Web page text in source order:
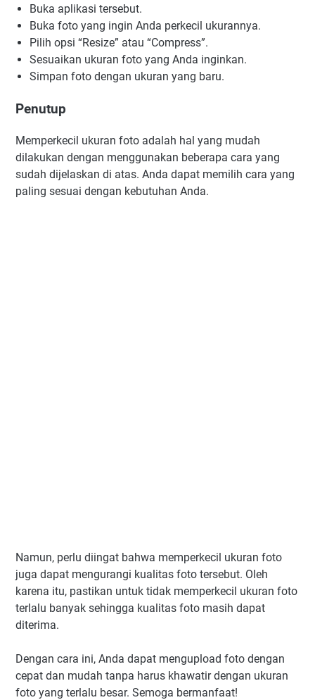
Buka aplikasi tersebut.
Buka foto yang ingin Anda perkecil ukurannya.
Pilih opsi “Resize” atau “Compress”.
Sesuaikan ukuran foto yang Anda inginkan.
Simpan foto dengan ukuran yang baru.
Penutup
Memperkecil ukuran foto adalah hal yang mudah
dilakukan dengan menggunakan beberapa cara yang
sudah dijelaskan di atas. Anda dapat memilih cara yang
paling sesuai dengan kebutuhan Anda.
Namun, perlu diingat bahwa memperkecil ukuran foto
juga dapat mengurangi kualitas foto tersebut. Oleh
karena itu, pastikan untuk tidak memperkecil ukuran foto
terlalu banyak sehingga kualitas foto masih dapat
diterima.
Dengan cara ini, Anda dapat mengupload foto dengan
cepat dan mudah tanpa harus khawatir dengan ukuran
foto yang terlalu besar. Semoga bermanfaat!